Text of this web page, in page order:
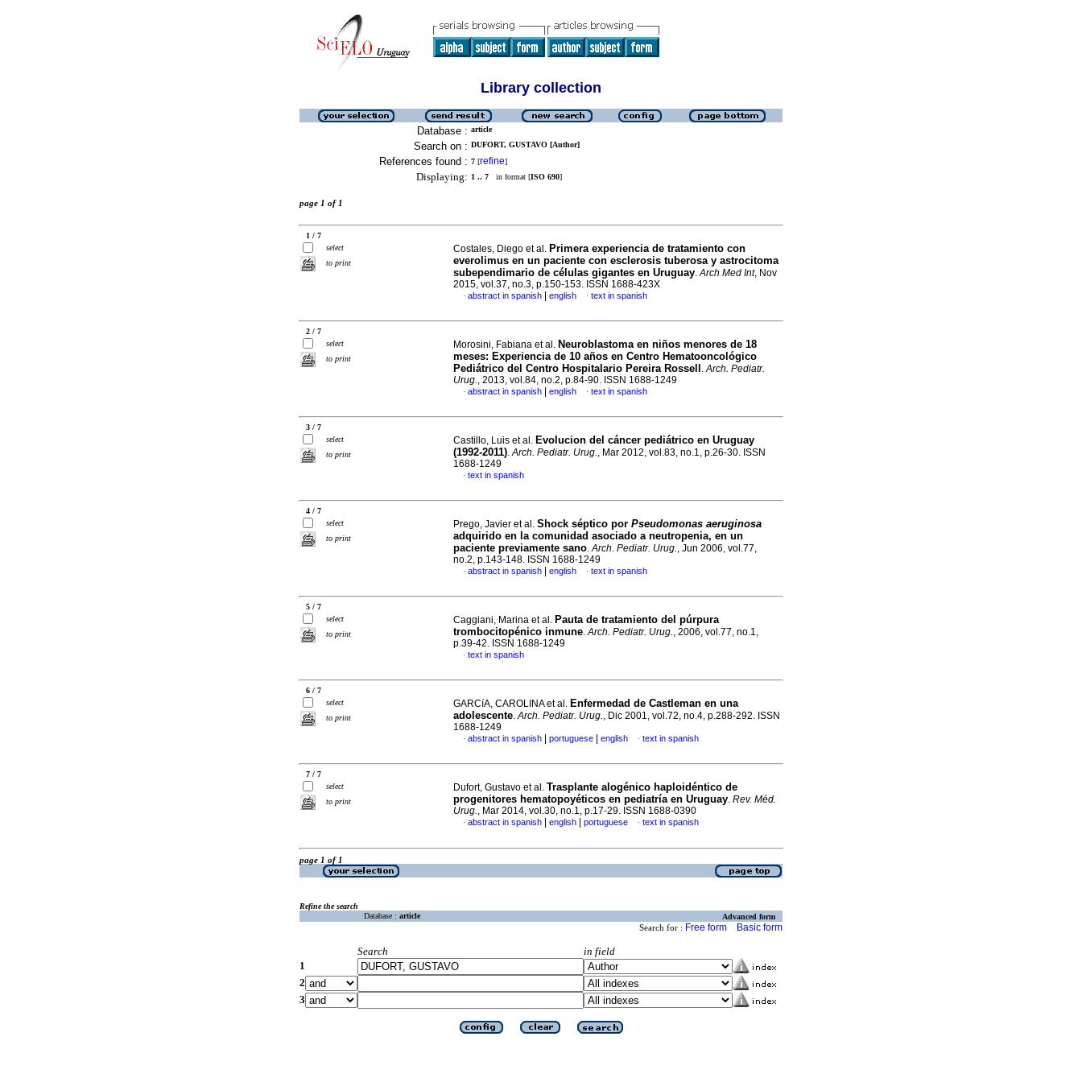
Library collection
Database : article
Search on : DUFORT, GUSTAVO [Author]
References found : 7 [refine]
Displaying: 1 .. 7 in format [ISO 690]
page 1 of 1
1 / 7
select
to print
Costales, Diego et al. Primera experiencia de tratamiento con
everolimus en un paciente con esclerosis tuberosa y astrocitoma
subependimario de células gigantes en Uruguay.Arch Med Int, Nov
2015, vol.37, no.3, p.150-153. ISSN 1688-423X
· abstract in spanish english · text in spanish
2 / 7
select
to print
Morosini, Fabiana et al. Neuroblastoma en niños menores de 18
meses: Experiencia de 10 años en Centro Hematooncológico
Pediátrico del Centro Hospitalario Pereira Rossell
.Arch. Pediatr.
Urug., 2013, vol.84, no.2, p.84-90. ISSN 1688-1249
· abstract in spanish english · text in spanish
3 / 7
select
to print
Castillo, Luis et al. Evolucion del cáncer pediátrico en Uruguay
(1992-2011).Arch. Pediatr. Urug., Mar 2012, vol.83, no.1, p.26-30. ISSN
1688-1249
· text in spanish
4 / 7
select
to print
Prego, Javier et al. Shock séptico por Pseudomonas aeruginosa
adquirido en la comunidad asociado a neutropenia, en un
paciente previamente sano.Arch. Pediatr. Urug., Jun 2006, vol.77,
no.2, p.143-148. ISSN 1688-1249
· abstract in spanish english · text in spanish
5 / 7
select
to print
Caggiani, Marina et al. Pauta de tratamiento del púrpura
trombocitopénico inmune.Arch. Pediatr. Urug., 2006, vol.77, no.1,
p.39-42. ISSN 1688-1249
· text in spanish
6 / 7
select
to print
GARCíA, CAROLINA et al. Enfermedad de Castleman en una
adolescente.Arch. Pediatr. Urug., Dic 2001, vol.72, no.4, p.288-292. ISSN
1688-1249
· abstract in spanish portuguese english · text in spanish
7 / 7
select
to print
Dufort, Gustavo et al. Trasplante alogénico haploidéntico de
progenitores hematopoyéticos en pediatría en Uruguay. Rev. Méd.
Urug., Mar 2014, vol.30, no.1, p.17-29. ISSN 1688-0390
· abstract in spanish english portuguese · text in spanish
page 1 of 1
Refine the search
Database : article Advanced form
Search for : Free form Basic form
Search
in field
1
2
3